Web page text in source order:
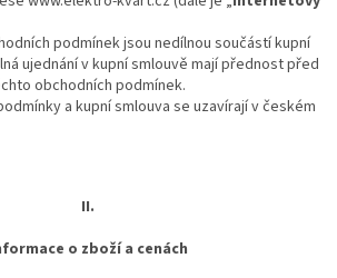
podmínek jsou nedílnou součástí kupní
ujednání v kupní smlouvě mají přednost před
obchodních podmínek.
a kupní smlouva se uzavírají v českém
II.
o zboží a cenách